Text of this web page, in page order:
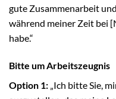
gute Zusammenarbeit
während meiner Zeit bei
habe.“
Bitte um Arbeitszeugnis
Option 1: „Ich bitte Sie,